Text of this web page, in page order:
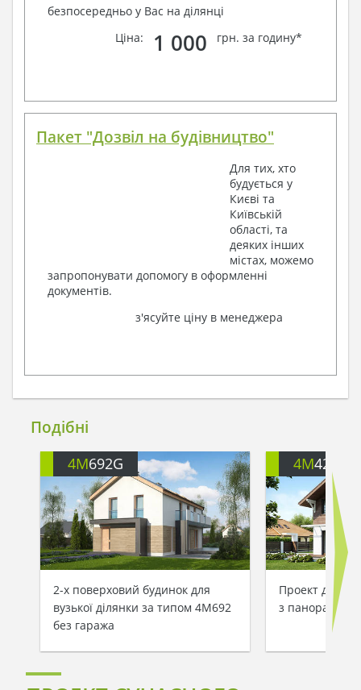
безпосередньо у Вас на ділянці
Ціна:
1 000 грн. за годину*
Пакет "Дозвіл на будівництво"
Для тих, хто
будується у
Києві та
Київській
області, та
деяких інших
містах, можемо
запропонувати допомогу в оформленні
документів.
з'ясуйте ціну в менеджера
Подібні
4M692G
2-х поверховий будинок для
вузької ділянки за типом 4M692
без гаража
4M426
Проект
з панорамним